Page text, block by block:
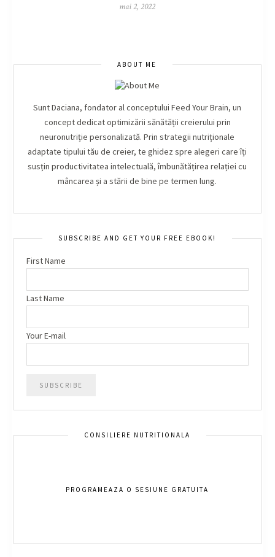
mai 2, 2022
ABOUT ME
Sunt Daciana, fondator al conceptului Feed Your Brain, un
concept dedicat optimizării sănătății creierului prin
neuronutriție personalizată. Prin strategii nutriționale
adaptate tipului tău de creier, te ghidez spre alegeri care îți
susțin productivitatea intelectuală, îmbunătățirea relației cu
mâncarea și a stării de bine pe termen lung.
SUBSCRIBE AND GET YOUR FREE EBOOK!
First Name
Last Name
Your E-mail
CONSILIERE NUTRITIONALA
PROGRAMEAZA O SESIUNE GRATUITA